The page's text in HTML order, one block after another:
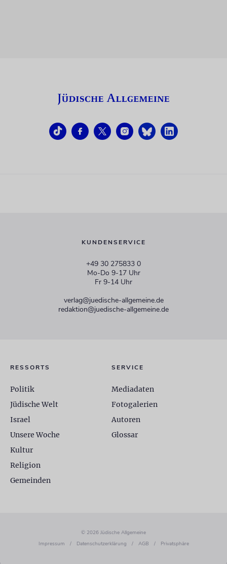
KUNDENSERVICE
+49 30 275833 0
Mo-Do 9-17 Uhr
Fr 9-14 Uhr
verlag@juedische-allgemeine.de
redaktion@juedische-allgemeine.de
RESSORTS
Politik
Jüdische Welt
Israel
Unsere Woche
Kultur
Religion
Gemeinden
SERVICE
Mediadaten
Fotogalerien
Autoren
Glossar
© 2026 Jüdische Allgemeine
Impressum
/ Datenschutzerklärung / AGB / Privatsphäre